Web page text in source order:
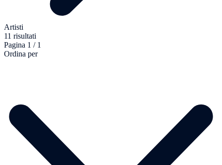
Artisti
11 risultati
Pagina 1 / 1
Ordina per